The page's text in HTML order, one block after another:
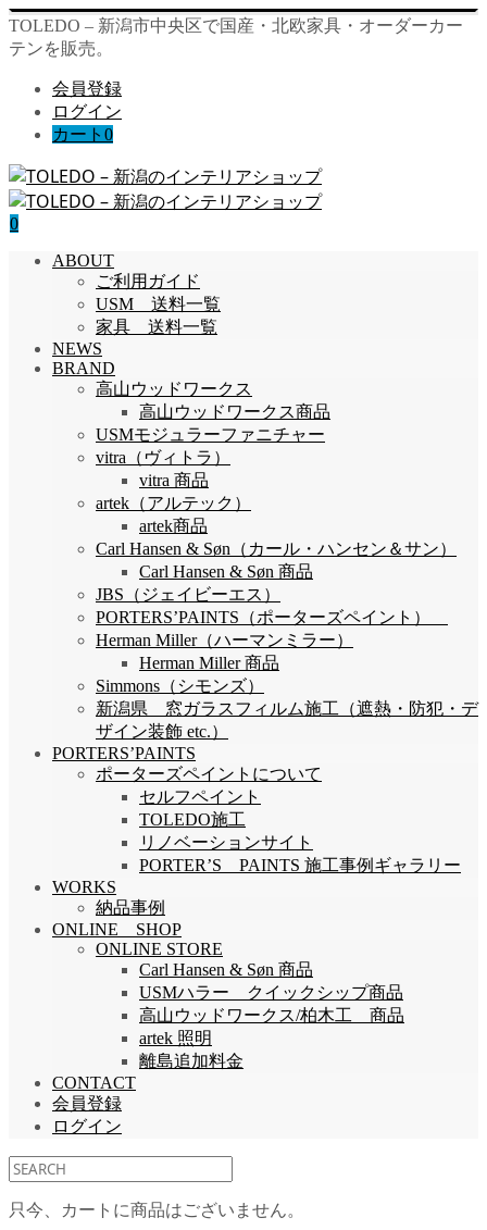
TOLEDO – 新潟市中央区で国産・北欧家具・オーダーカー
テンを販売。
会員登録
ログイン
カート 0
0
ABOUT
ご利用ガイド
USM 送料一覧
家具 送料一覧
NEWS
BRAND
高山ウッドワークス
高山ウッドワークス商品
USMモジュラーファニチャー
vitra（ヴィトラ）
vitra 商品
artek（アルテック）
artek商品
Carl Hansen & Søn（カール・ハンセン＆サン）
Carl Hansen & Søn 商品
JBS（ジェイビーエス）
PORTERS’PAINTS（ポーターズペイント）
Herman Miller（ハーマンミラー）
Herman Miller 商品
Simmons（シモンズ）
新潟県 窓ガラスフィルム施工（遮熱・防犯・デ
ザイン装飾 etc.）
PORTERS’PAINTS
ポーターズペイントについて
セルフペイント
TOLEDO施工
リノベーションサイト
PORTER’S PAINTS 施工事例ギャラリー
WORKS
納品事例
ONLINE SHOP
ONLINE STORE
Carl Hansen & Søn 商品
USMハラー クイックシップ商品
高山ウッドワークス/柏木工 商品
artek 照明
離島追加料金
CONTACT
会員登録
ログイン
只今、カートに商品はございません。